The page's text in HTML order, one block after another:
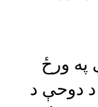
په ورځ
د دوحې د